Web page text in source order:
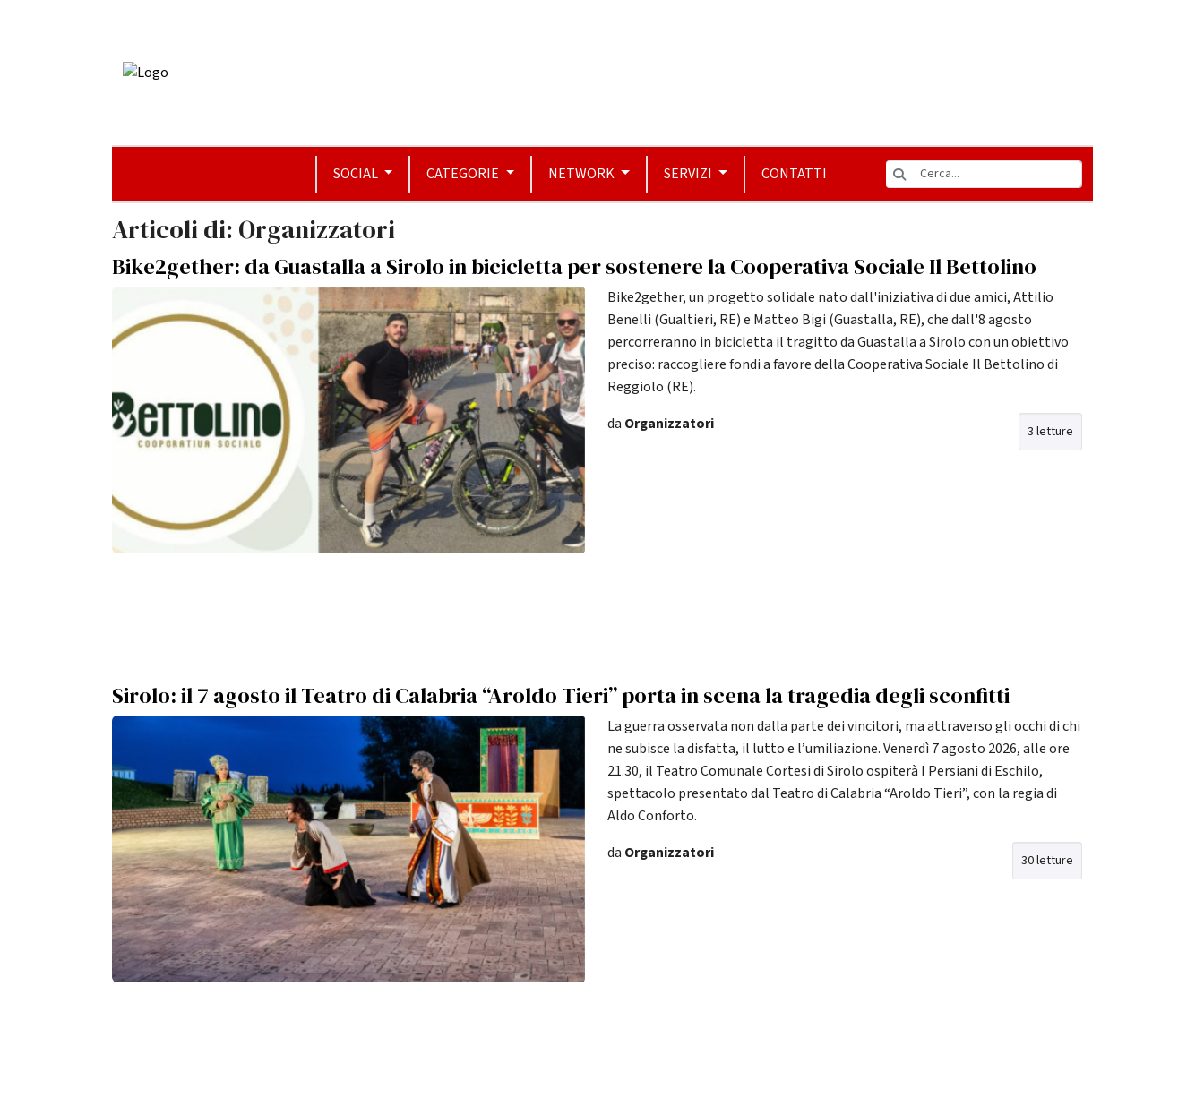
SOCIAL CATEGORIE NETWORK SERVIZI CONTATTI
Articoli di: Organizzatori
Bike2gether: da Guastalla a Sirolo in bicicletta per sostenere la Cooperativa Sociale Il Bettolino
Bike2gether, un progetto solidale nato dall'iniziativa di due amici, Attilio
Benelli (Gualtieri, RE) e Matteo Bigi (Guastalla, RE), che dall'8 agosto
percorreranno in bicicletta il tragitto da Guastalla a Sirolo con un obiettivo
preciso: raccogliere fondi a favore della Cooperativa Sociale Il Bettolino di
Reggiolo (RE).
3 letture
da Organizzatori
Sirolo: il 7 agosto il Teatro di Calabria “Aroldo Tieri” porta in scena la tragedia degli sconfitti
La guerra osservata non dalla parte dei vincitori, ma attraverso gli occhi di chi
ne subisce la disfatta, il lutto e l’umiliazione. Venerdì 7 agosto 2026, alle ore
21.30, il Teatro Comunale Cortesi di Sirolo ospiterà I Persiani di Eschilo,
spettacolo presentato dal Teatro di Calabria “Aroldo Tieri”, con la regia di
Aldo Conforto.
30 letture
da Organizzatori